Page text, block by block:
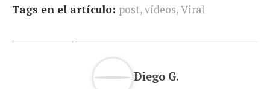
Tags en el artículo: post,vídeos,Viral
Diego G.